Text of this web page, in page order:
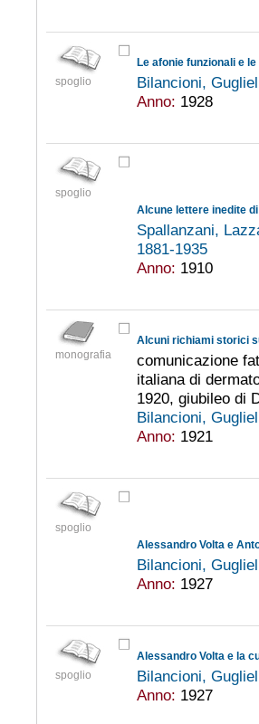
spoglio
Le afonie funzionali e
Bilancioni,
Anno: 1928
spoglio
Alcune lettere inedite
Spallanzani,
1881-1935
Anno: 1910
monografia
Alcuni richiami storici
comunicazione
italiana di
1920, giubileo di
Bilancioni,
Anno: 1921
spoglio
Alessandro Volta e
Bilancioni,
Anno: 1927
spoglio
Alessandro Volta e la
Bilancioni,
Anno: 1927